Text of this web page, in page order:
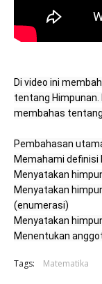
Di video ini
tentang Himpunan.
membahas
Menyatakan
Menentukan
Tags: Matematika